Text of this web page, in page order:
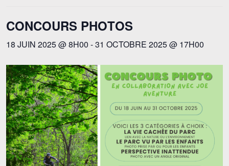
CONCOURS PHOTOS
18 JUIN 2025 @ 8H00 -31 OCTOBRE 2025 @ 17H00